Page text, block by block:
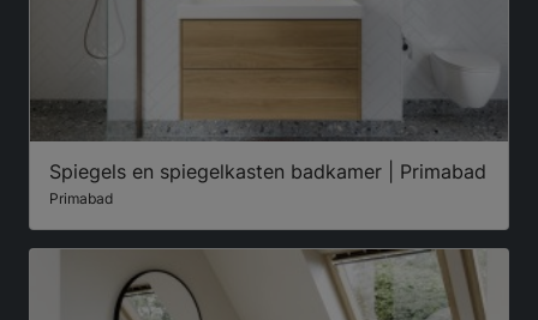
Spiegels en spiegelkasten badkamer | Primabad
Primabad